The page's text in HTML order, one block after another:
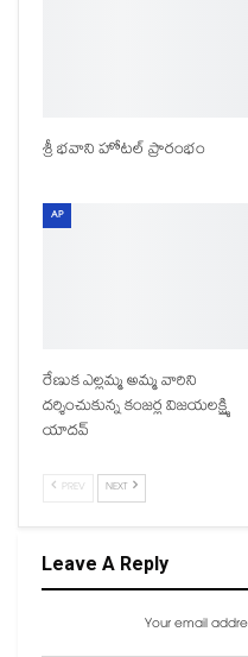
శ్రీ భవాని హోటల్ ప్రారంభం
AP
రేణుక ఎల్లమ్మ అమ్మ వారిని
దర్శించుకున్న కంజర్ల విజయలక్ష్మి
యాదవ్
PREV NEXT
Leave A Reply
Your email